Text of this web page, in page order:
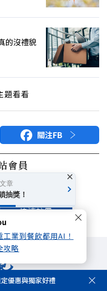
業到餐飲都用AI！
攻略
的沒禮貌
題看看
關注FB
會員
會員服務
快速註冊
優惠與獨家好禮
章
抽獎！
×